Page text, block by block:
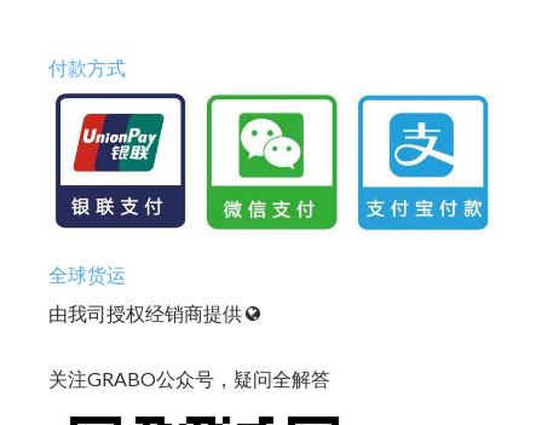
付款方式
全球货运
由我司授权经销商提供
关注GRABO公众号，疑问全解答